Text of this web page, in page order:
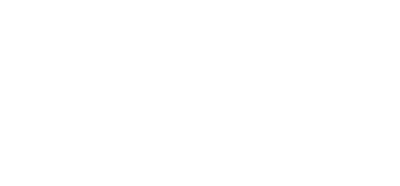
verantwoord ondernemen